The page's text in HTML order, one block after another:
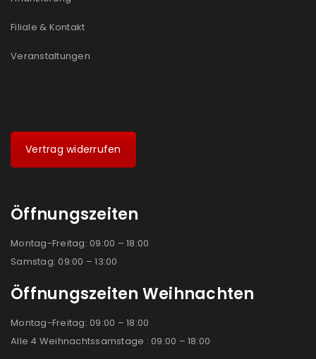
Filiale & Kontakt
Veranstaltungen
Vertrag widerrufen
Öffnungszeiten
Montag-Freitag: 09:00 – 18:00
Samstag: 09:00 – 13:00
Öffnungszeiten Weihnachten
Montag-Freitag: 09:00 – 18:00
Alle 4 Weihnachtssamstage : 09:00 – 18:00